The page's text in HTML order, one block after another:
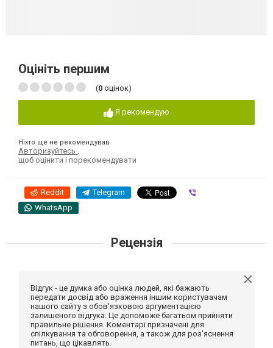
Оцініть першим
(0 оцінок)
Я рекомендую
Ніхто ще не рекомендував
Авторизуйтесь
щоб оцінити і порекомендувати
Reddit Telegram
WhatsApp
Рецензія
Відгук - це думка або оцінка людей, які бажають
передати досвід або враження іншим користувачам
нашого сайту з обов'язковою аргументацією
залишеного відгука. Це допоможе багатьом прийняти
правильне рішення. Коментарі призначені для
спілкування та обговорення, а також для роз'яснення
питань, що цікавлять.